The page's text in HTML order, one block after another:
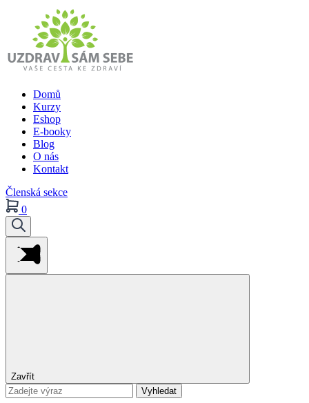
Domů
Kurzy
Eshop
E-booky
Blog
O nás
Kontakt
Členská sekce
0
Zavřít
Vyhledat